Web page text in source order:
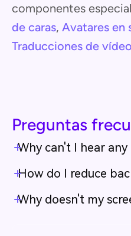
componentes
de caras, Avatares en
Traducciones de
Preguntas
Why can't I hear
How do I reduce
Why doesn't my